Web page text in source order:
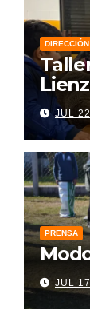
JUL
PRENSA
JUL